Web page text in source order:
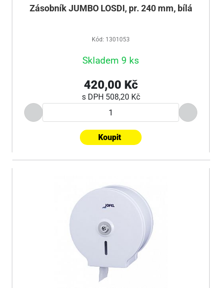
Zásobník JUMBO LOSDI, pr. 240 mm, bílá
Kód: 1301053
Skladem 9 ks
420,00 Kč
s DPH 508,20 Kč
Koupit